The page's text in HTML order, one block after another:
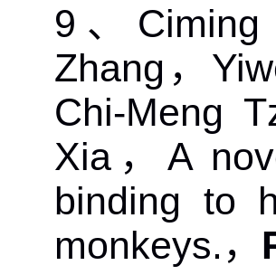
9 、
Zhang ，
Chi-Meng
Xia ， A
binding to
monkeys. ，